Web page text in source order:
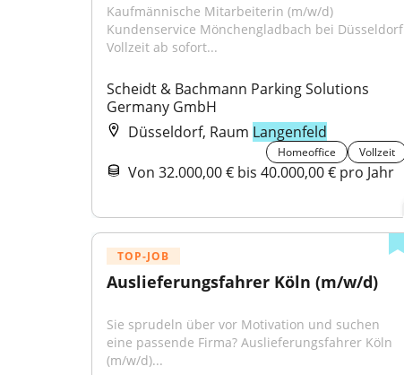
Kaufmännische Mitarbeiterin (m/w/d)
Kundenservice Mönchengladbach bei Düsseldorf
Vollzeit ab sofort...
Scheidt & Bachmann Parking Solutions
Germany GmbH
Düsseldorf, Raum Langenfeld
Homeoffice Vollzeit
Von 32.000,00 € bis 40.000,00 € pro Jahr
TOP-JOB
Auslieferungsfahrer Köln (m/w/d)
Sie sprudeln über vor Motivation und suchen
eine passende Firma? Auslieferungsfahrer Köln
(m/w/d)...